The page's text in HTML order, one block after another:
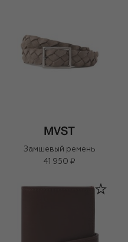
Замшевый ремень
41 950 ₽